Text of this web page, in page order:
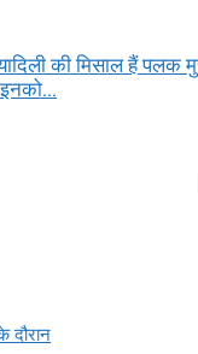
की मिसाल हैं पलक
दौरान